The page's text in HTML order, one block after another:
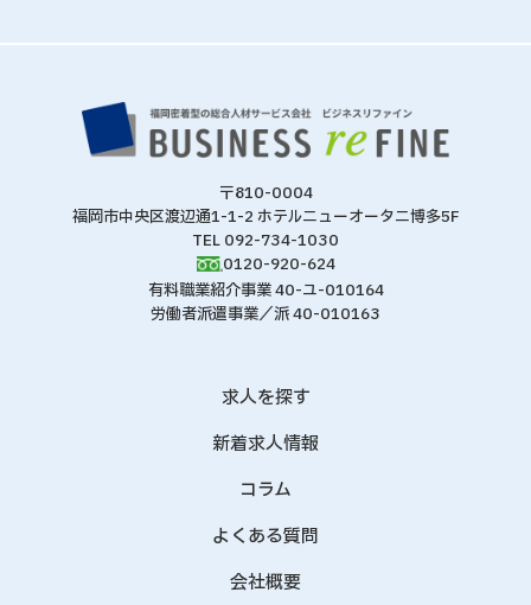
〒810-0004
福岡市中央区渡辺通1-1-2 ホテルニューオータニ博多5F
TEL 092-734-1030
0120-920-624
有料職業紹介事業 40-ユ-010164
労働者派遣事業／派 40-010163
求人を探す
新着求人情報
コラム
よくある質問
会社概要